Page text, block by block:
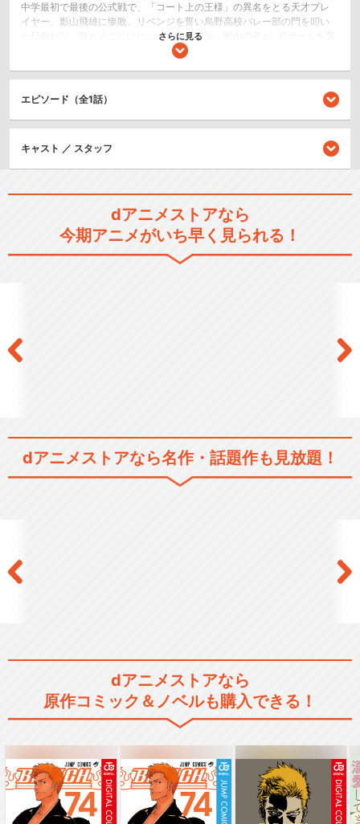
中学最初で最後の公式戦で、「コート上の王様」の異名をとる天才プレ
イヤー、影山飛雄に惨敗。リベンジを誓い烏野高校バレー部の門を叩い
た日向だが、何とそこにはにっくきライバル、影山の姿が…!?ボールを落
としてはいけない、持ってもいけない。3度のボレーで攻撃へと“繋ぐ”ス
レーボール物語、いざ開幕！
2.5次元舞台
スポーツ/競技
ハイキュー!!
ハイキュー!! OVA
ハイパープロジェクション演
劇「ハイキュー!!」…
さらに見る
エピソード（全1話）
キャスト ／ スタッフ
dアニメストアなら
今期アニメがいち早く見られる！
dアニメストアなら名作・話題作も見放題！
dアニメストアなら
原作コミック＆ノベルも購入できる！